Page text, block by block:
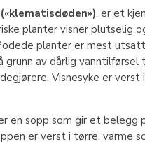
, er et
planter visner plutselig
planter er mest
grunn av dårlig
Visnesyke er verst
en sopp som gir et belegg
er verst i tørre, varme